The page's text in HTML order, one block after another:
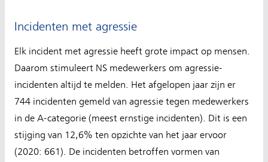
Incidenten met agressie
Elk incident met agressie heeft grote impact op mensen.
Daarom stimuleert NS medewerkers om agressie-
incidenten altijd te melden. Het afgelopen jaar zijn er
744 incidenten gemeld van agressie tegen medewerkers
in de A-categorie (meest ernstige incidenten). Dit is een
stijging van 12,6% ten opzichte van het jaar ervoor
(2020: 661). De incidenten betroffen vormen van